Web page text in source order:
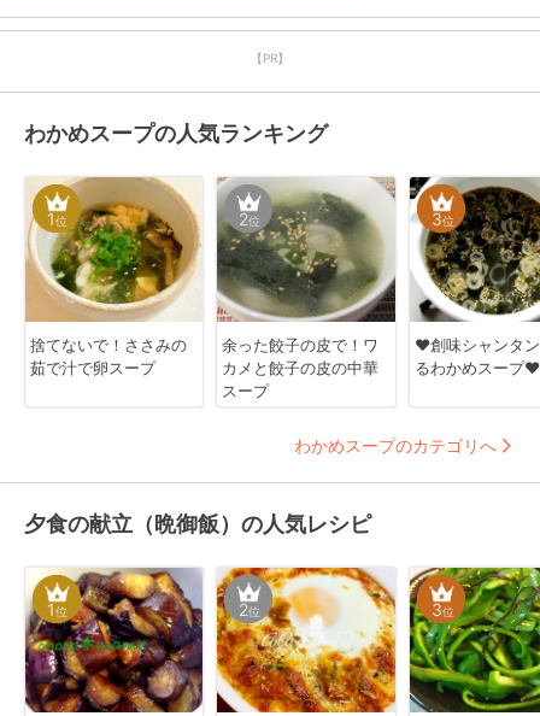
【PR】
わかめスープの人気ランキング
1位
捨てないで！ささみの
茹で汁で卵スープ
2位
余った餃子の皮で！ワ
カメと餃子の皮の中華
スープ
3位
❤創味シャンタ
るわかめスープ❤
わかめスープのカテゴリへ
夕食の献立（晩御飯）の人気レシピ
1位 2位 3位